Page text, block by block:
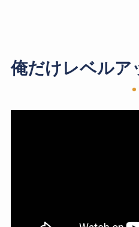
俺だけレベルア